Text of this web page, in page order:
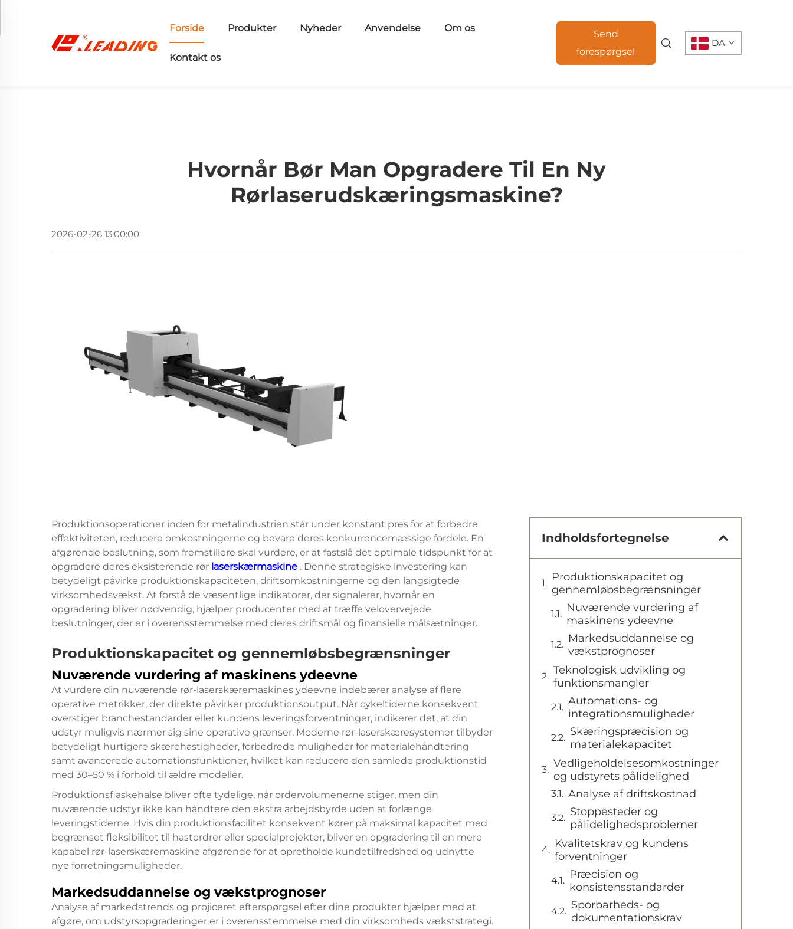
Forside Produkter Nyheder Anvendelse Om os
Kontakt os
Send
forespørgsel
DA
Hvornår Bør Man Opgradere Til En Ny
Rørlaserudskæringsmaskine?
2026-02-26 13:00:00
Produktionsoperationer inden for metalindustrien står under konstant pres for at forbedre
effektiviteten, reducere omkostningerne og bevare deres konkurrencemæssige fordele. En
afgørende beslutning, som fremstillere skal vurdere, er at fastslå det optimale tidspunkt for at
opgradere deres eksisterende rør laserskærmaskine . Denne strategiske investering kan
betydeligt påvirke produktionskapaciteten, driftsomkostningerne og den langsigtede
virksomhedsvækst. At forstå de væsentlige indikatorer, der signalerer, hvornår en
opgradering bliver nødvendig, hjælper producenter med at træffe velovervejede
beslutninger, der er i overensstemmelse med deres driftsmål og finansielle målsætninger.
Produktionskapacitet og gennemløbsbegrænsninger
Nuværende vurdering af maskinens ydeevne
At vurdere din nuværende rør-laserskæremaskines ydeevne indebærer analyse af flere
operative metrikker, der direkte påvirker produktionsoutput. Når cykeltiderne konsekvent
overstiger branchestandarder eller kundens leveringsforventninger, indikerer det, at din
udstyr muligvis nærmer sig sine operative grænser. Moderne rør-laserskæresystemer tilbyder
betydeligt hurtigere skærehastigheder, forbedrede muligheder for materialehåndtering
samt avancerede automationsfunktioner, hvilket kan reducere den samlede produktionstid
med 30–50 % i forhold til ældre modeller.
Produktionsflaskehalse bliver ofte tydelige, når ordervolumenerne stiger, men din
nuværende udstyr ikke kan håndtere den ekstra arbejdsbyrde uden at forlænge
leveringstiderne. Hvis din produktionsfacilitet konsekvent kører på maksimal kapacitet med
begrænset fleksibilitet til hastordrer eller specialprojekter, bliver en opgradering til en mere
kapabel rør-laserskæremaskine afgørende for at opretholde kundetilfredshed og udnytte
nye forretningsmuligheder.
Markedsuddannelse og vækstprognoser
Analyse af markedstrends og projiceret efterspørgsel efter dine produkter hjælper med at
afgøre, om udstyrsopgraderinger er i overensstemmelse med din virksomheds vækststrategi.
Indholdsfortegnelse
Produktionskapacitet og
gennemløbsbegrænsninger
Nuværende vurdering af
maskinens ydeevne
Markedsuddannelse og
vækstprognoser
Teknologisk udvikling og
funktionsmangler
Automations- og
integrationsmuligheder
Skæringspræcision og
materialekapacitet
Vedligeholdelsesomkostninger
og udstyrets pålidelighed
Analyse af driftskostnad
Stoppesteder og
pålidelighedsproblemer
Kvalitetskrav og kundens
forventninger
Præcision og
konsistensstandarder
Sporbarheds- og
dokumentationskrav